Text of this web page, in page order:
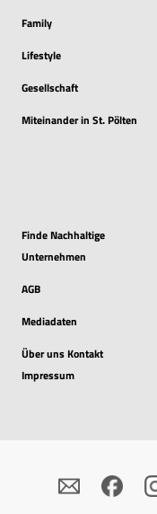
Family
Lifestyle
Gesellschaft
Miteinander in St. Pölten
Finde Nachhaltige
Unternehmen
AGB
Mediadaten
Über uns Kontakt
Impressum